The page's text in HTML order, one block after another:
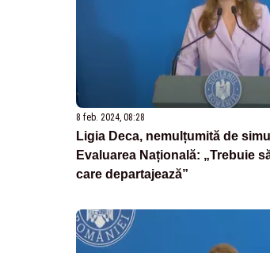
8 feb. 2024, 08:28
Ligia Deca, nemulțumită de
Evaluarea Națională: „Trebuie
care departajează”